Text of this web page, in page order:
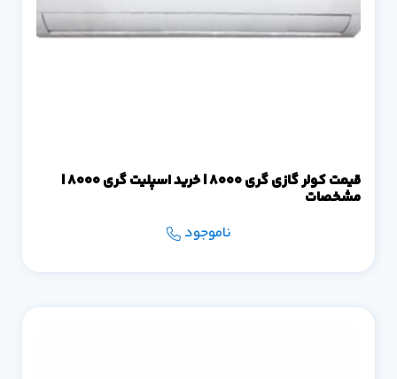
قیمت کولر گازی گری 8000 | خرید اسپلیت گری 8000 |
مشخصات
ناموجود